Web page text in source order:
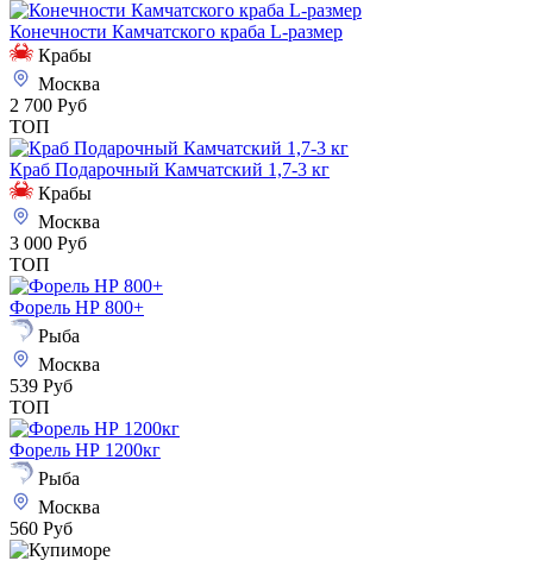
Конечности Камчатского краба L-размер
Крабы
Москва
2 700 Руб
ТОП
Краб Подарочный Камчатский 1,7-3 кг
Крабы
Москва
3 000 Руб
ТОП
Форель НР 800+
Рыба
Москва
539 Руб
ТОП
Форель НР 1200кг
Рыба
Москва
560 Руб